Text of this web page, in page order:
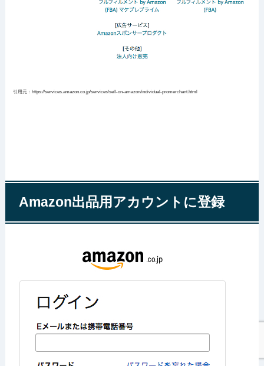
引用元：https://services.amazon.co.jp/services/sell-on-amazon/individual-promerchant.html
Amazon出品用アカウントに登録